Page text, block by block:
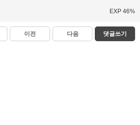
EXP 46%
이전 다음 댓글쓰기